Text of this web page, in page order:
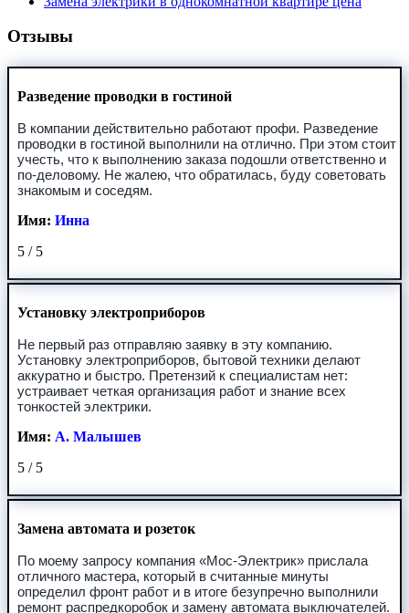
Отзывы
Разведение проводки в гостиной
В компании действительно работают профи. Разведение
проводки в гостиной выполнили на отлично. При этом стоит
учесть, что к выполнению заказа подошли ответственно и
по-деловому. Не жалею, что обратилась, буду советовать
знакомым и соседям.
Имя: Инна
5/ 5
Установку электроприборов
Не первый раз отправляю заявку в эту компанию.
Установку электроприборов, бытовой техники делают
аккуратно и быстро. Претензий к специалистам нет:
устраивает четкая организация работ и знание всех
тонкостей электрики.
Имя: А. Малышев
5/ 5
Замена автомата и розеток
По моему запросу компания «Мос-Электрик» прислала
отличного мастера, который в считанные минуты
определил фронт работ и в итоге безупречно выполнили
ремонт распредкоробок и замену автомата выключателей.